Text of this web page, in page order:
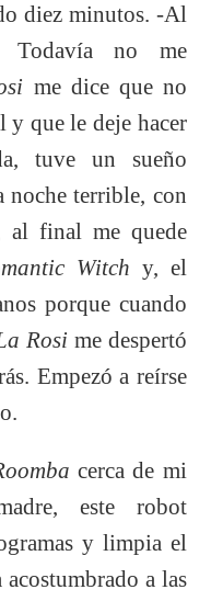
diez minutos. -Al
no me
me dice que no
y que le deje hacer
tuve un sueño
terrible, con
al final me quede
Witch y, el
porque cuando
Rosi me despertó
Empezó a reírse
cerca de mi
este robot
y limpia el
acostumbrado a las